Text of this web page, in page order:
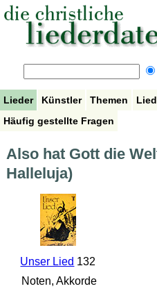
Lieder Künstler Themen
Häufig gestellte Fragen
Also hat Gott die
Halleluja)
Unser Lied 132
Noten, Akkorde